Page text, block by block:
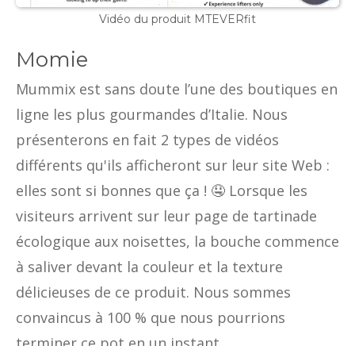
Vidéo du produit MTEVERfit
Momie
Mummix est sans doute l’une des boutiques en
ligne les plus gourmandes d’Italie. Nous
présenterons en fait 2 types de vidéos
différents qu'ils afficheront sur leur site Web :
elles sont si bonnes que ça ! 🤤 Lorsque les
visiteurs arrivent sur leur page de tartinade
écologique aux noisettes, la bouche commence
à saliver devant la couleur et la texture
délicieuses de ce produit. Nous sommes
convaincus à 100 % que nous pourrions